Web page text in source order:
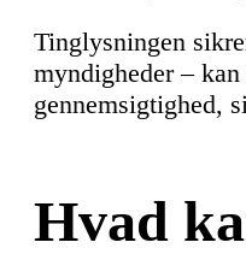
Tinglysningen
myndigheder –
gennemsigtighed,
Hvad